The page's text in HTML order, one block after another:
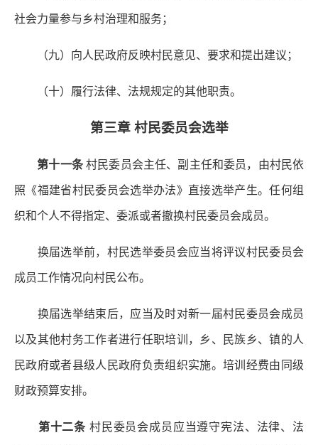
社会力量参与乡村治理和服务；
（九）向人民政府反映村民意见、要求和提出建议；
（十）履行法律、法规规定的其他职责。
第三章 村民委员会选举
第十一条村民委员会主任、副主任和委员，由村民依
照《福建省村民委员会选举办法》直接选举产生。任何组
织和个人不得指定、委派或者撤换村民委员会成员。
换届选举前，村民选举委员会应当将评议村民委员会
成员工作情况向村民公布。
换届选举结束后，应当及时对新一届村民委员会成员
以及其他村务工作者进行任职培训，乡、民族乡、镇的人
民政府或者县级人民政府负责组织实施。培训经费由同级
财政预算安排。
第十二条 村民委员会成员应当遵守宪法、法律、法